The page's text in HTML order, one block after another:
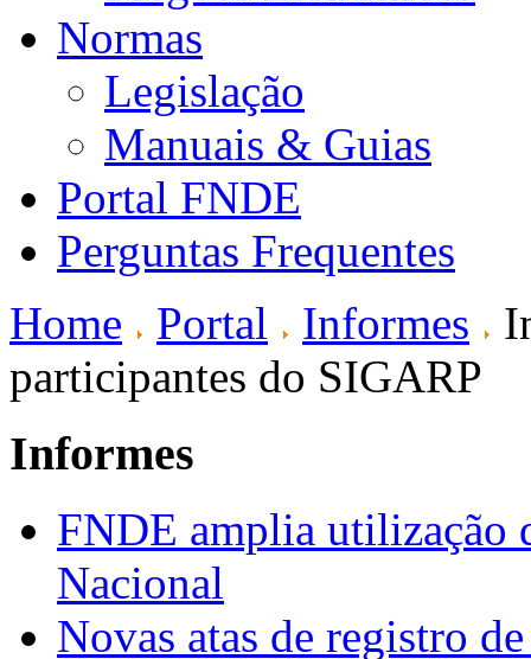
Normas
Legislação
Manuais & Guias
Portal FNDE
Perguntas Frequentes
Home
Portal Informes
participantes do SIGARP
Informes
FNDE amplia utilização
Nacional
Novas atas de registro